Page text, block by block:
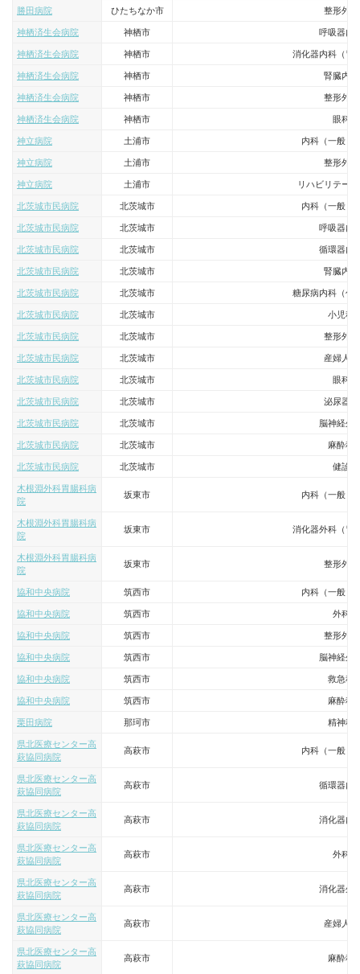
勝田病院 ひたちなか市 整形外科
神栖済生会病院 神栖市 呼吸器内
神栖済生会病院 神栖市 消化器内科（胃
神栖済生会病院 神栖市 腎臓内科
神栖済生会病院 神栖市 整形外科
神栖済生会病院 神栖市 眼科
神立病院 土浦市 内科（一般・
神立病院 土浦市 整形外科
神立病院 土浦市 リハビリテー
北茨城市民病院 北茨城市 内科（一般・
北茨城市民病院 北茨城市 呼吸器内
北茨城市民病院 北茨城市 循環器内
北茨城市民病院 北茨城市 腎臓内科
北茨城市民病院 北茨城市 糖尿病内科（代
北茨城市民病院 北茨城市 小児科
北茨城市民病院 北茨城市 整形外科
北茨城市民病院 北茨城市 産婦人科
北茨城市民病院 北茨城市 眼科
北茨城市民病院 北茨城市 泌尿器科
北茨城市民病院 北茨城市 脳神経外
北茨城市民病院 北茨城市 麻酔科
北茨城市民病院 北茨城市 健診
木根淵外科胃腸科病
院
坂東市 内科（一般・
木根淵外科胃腸科病
院
坂東市 消化器外科（胃
木根淵外科胃腸科病
院
坂東市 整形外科
協和中央病院 筑西市 内科（一般・
協和中央病院 筑西市 外科
協和中央病院 筑西市 整形外科
協和中央病院 筑西市 脳神経外
協和中央病院 筑西市 救急科
協和中央病院 筑西市 麻酔科
栗田病院 那珂市 精神科
県北医療センター高
萩協同病院
高萩市 内科（一般・
県北医療センター高
萩協同病院
高萩市 循環器内
県北医療センター高
萩協同病院
高萩市 消化器内
県北医療センター高
萩協同病院
高萩市 外科
県北医療センター高
萩協同病院
高萩市 消化器外
県北医療センター高
萩協同病院
高萩市 産婦人科
県北医療センター高
萩協同病院
高萩市 麻酔科